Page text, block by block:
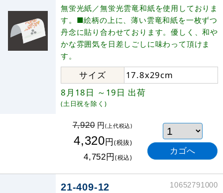
無蛍光紙／無蛍光雲竜和紙を使用しておりま
す。■絵柄の上に、薄い雲竜和紙を一枚ずつ
丹念に貼り合わせております。優しく、和や
かな雰囲気を日差しごしに味わって頂けま
す。
サイズ
17.8x29cm
8月18日 ～19日 出荷
(土日祝を除く)
7,920円(上代税込)
4,320円(税抜)
4,752円(税込)
21-409-12 10652791000